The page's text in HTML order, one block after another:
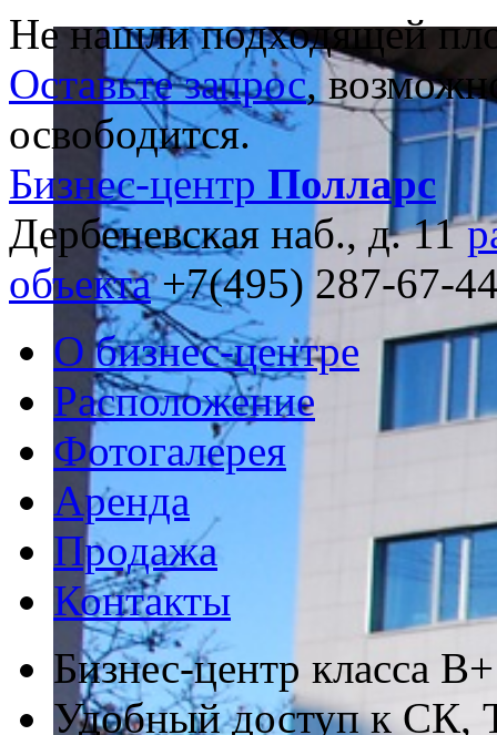
Не нашли подходящей
Оставьте запрос,
освободится.
Бизнес-центр Полларс
Дербеневская наб., д. 11
объекта +7(495) 287-67-
О бизнес-центре
Расположение
Фотогалерея
Аренда
Продажа
Контакты
Бизнес-центр класса В+
Удобный доступ к СК,